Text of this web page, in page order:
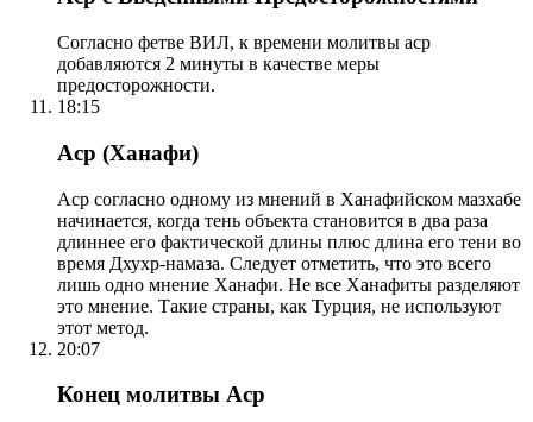
Согласно фетве ВИЛ, к времени молитвы аср
добавляются 2 минуты в качестве меры
предосторожности.
18:15
Аср (Ханафи)
Аср согласно одному из мнений в Ханафийском мазхабе
начинается, когда тень объекта становится в два раза
длиннее его фактической длины плюс длина его тени во
время Дхухр-намаза. Следует отметить, что это всего
лишь одно мнение Ханафи. Не все Ханафиты разделяют
это мнение. Такие страны, как Турция, не используют
этот метод.
20:07
Конец молитвы Аср